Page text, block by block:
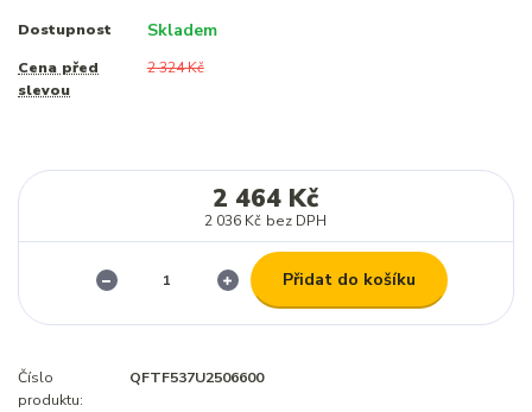
Dostupnost Skladem
Cena před
slevou
2 324 Kč
2 464 Kč
2 036 Kč bez DPH
Přidat do košíku
Číslo
produktu:
QFTF537U2506600